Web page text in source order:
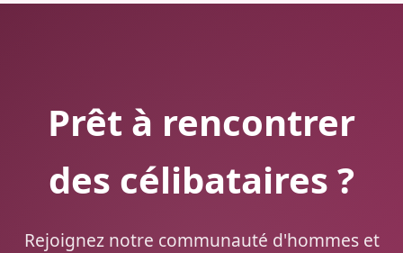
Prêt à rencontrer
des célibataires ?
Rejoignez notre communauté d'hommes et